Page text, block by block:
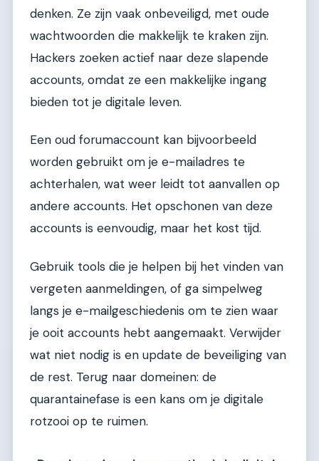
denken. Ze zijn vaak onbeveiligd, met oude
wachtwoorden die makkelijk te kraken zijn.
Hackers zoeken actief naar deze slapende
accounts, omdat ze een makkelijke ingang
bieden tot je digitale leven.
Een oud forumaccount kan bijvoorbeeld
worden gebruikt om je e-mailadres te
achterhalen, wat weer leidt tot aanvallen op
andere accounts. Het opschonen van deze
accounts is eenvoudig, maar het kost tijd.
Gebruik tools die je helpen bij het vinden van
vergeten aanmeldingen, of ga simpelweg
langs je e-mailgeschiedenis om te zien waar
je ooit accounts hebt aangemaakt. Verwijder
wat niet nodig is en update de beveiliging van
de rest. Terug naar domeinen: de
quarantainefase is een kans om je digitale
rotzooi op te ruimen.